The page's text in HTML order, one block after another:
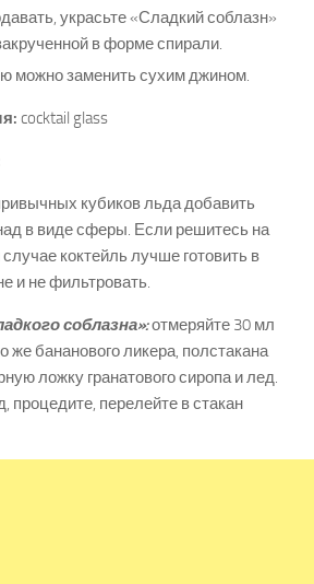
украсьте «Сладкий соблазн»
в форме спирали.
можно заменить сухим джином.
cocktail glass
кубиков льда добавить
в виде сферы. Если решитесь на
коктейль лучше готовить в
и не фильтровать.
соблазна»:отмеряйте 30 мл
же бананового ликера, полстакана
ложку гранатового сиропа и лед.
процедите, перелейте в стакан